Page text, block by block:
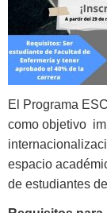
El Programa
como objetivo
espacio
de estudiantes